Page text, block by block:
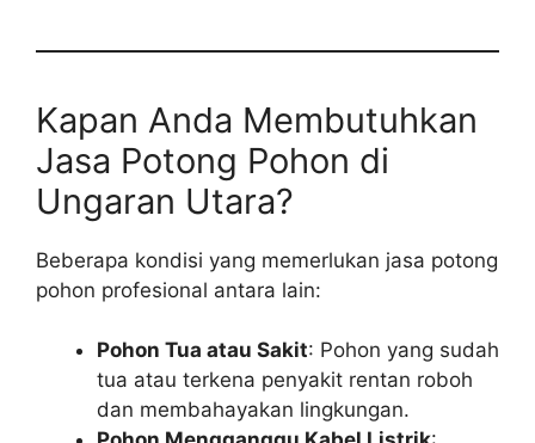
Kapan Anda Membutuhkan
Jasa Potong Pohon di
Ungaran Utara?
Beberapa kondisi yang memerlukan jasa potong
pohon profesional antara lain:
Pohon Tua atau Sakit: Pohon yang sudah
tua atau terkena penyakit rentan roboh
dan membahayakan lingkungan.